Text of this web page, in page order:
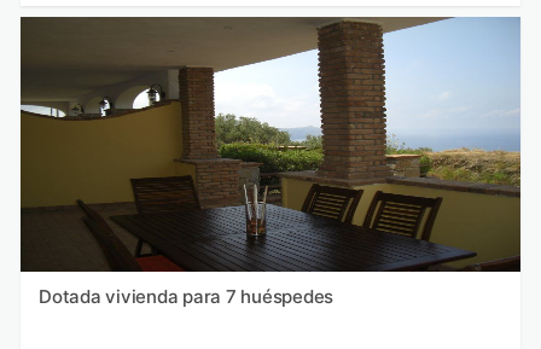
Dotada vivienda para 7 huéspedes